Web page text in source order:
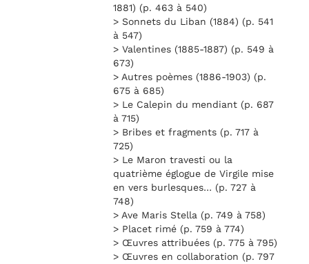
1881) (p. 463 à 540)
> Sonnets du Liban (1884) (p. 541
à 547)
> Valentines (1885-1887) (p. 549 à
673)
> Autres poèmes (1886-1903) (p.
675 à 685)
> Le Calepin du mendiant (p. 687
à 715)
> Bribes et fragments (p. 717 à
725)
> Le Maron travesti ou la
quatrième églogue de Virgile mise
en vers burlesques… (p. 727 à
748)
> Ave Maris Stella (p. 749 à 758)
> Placet rimé (p. 759 à 774)
> Œuvres attribuées (p. 775 à 795)
> Œuvres en collaboration (p. 797